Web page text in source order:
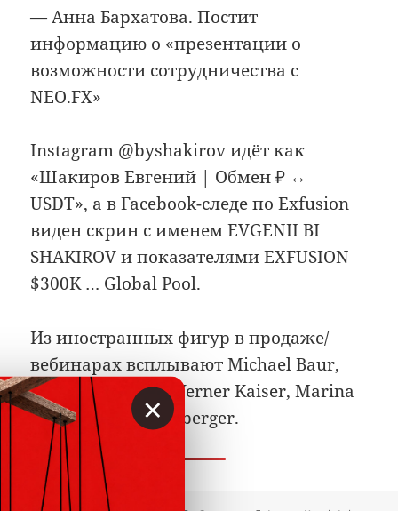
— Анна Бархатова. Постит
информацию о «презентации о
возможности сотрудничества с
NEO.FX»
Instagram @byshakirov идёт как
«Шакиров Евгений | Обмен ₽ ↔
USDT», а в Facebook-следе по Exfusion
виден скрин с именем EVGENII BI
SHAKIROV и показателями EXFUSION
$300K … Global Pool.
Из иностранных фигур в продаже/
вебинарах всплывают Michael Baur,
Asker Sakinmaz, Werner Kaiser, Marina
Graf и Benni Heimberger.
×